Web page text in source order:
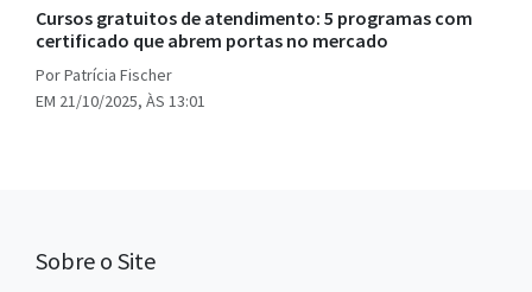
Cursos gratuitos de atendimento: 5 programas com
certificado que abrem portas no mercado
Por Patrícia Fischer
EM 21/10/2025, ÀS 13:01
Sobre o Site